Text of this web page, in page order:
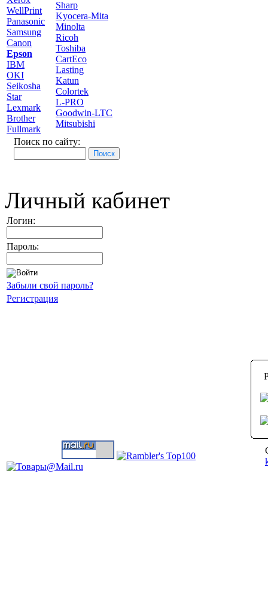
WellPrint
Panasonic
Samsung
Canon
Epson
IBM
OKI
Seikosha
Star
Lexmark
Brother
Fullmark
Sharp
Kyocera-Mita
Minolta
Ricoh
Toshiba
CartEco
Lasting
Katun
Colortek
L-PRO
Goodwin-LTC
Mitsubishi
Поиск по сайту:
Личный кабинет
Логин:
Пароль:
Забыли свой пароль?
Регистрация